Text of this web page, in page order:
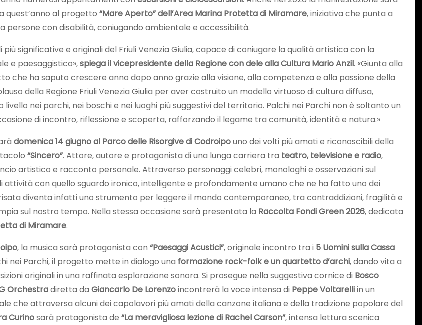
quest’anno al progetto “Mare Aperto” dell’Area Marina Protetta di Miramare, iniziativa che punta a
con disabilità, coniugando ambientale e accessibilità.
significative e originali del Friuli Venezia Giulia, capace di coniugare la qualità artistica con la
e paesaggistico»,spiega il vicepresidente della Regione con dele alla Cultura Mario Anzil. «Giunta alla
che ha saputo crescere anno dopo anno grazie alla visione, alla competenza e alla passione della
della Regione Friuli Venezia Giulia per aver costruito un modello virtuoso di cultura diffusa,
nei parchi, nei boschi e nei luoghi più suggestivi del territorio. Palchi nei Parchi non è soltanto un
di incontro, riflessione e scoperta, rafforzando il legame tra comunità, identità e natura.»
domenica 14 giugno al Parco delle Risorgive di Codroipouno dei volti più amati e riconoscibili della
“Sincero”. Attore, autore e protagonista di una lunga carriera tra teatro, televisione e radio,
artistico e racconto personale. Attraverso personaggi celebri, monologhi e osservazioni sul
con quello sguardo ironico, intelligente e profondamente umano che ne ha fatto uno dei
diventa infatti uno strumento per leggere il mondo contemporaneo, tra contraddizioni, fragilità e
sul nostro tempo. Nella stessa occasione sarà presentata la Raccolta Fondi Green 2026, dedicata
di Miramare.
, la musica sarà protagonista con “Paesaggi Acustici”, originale incontro tra i 5 Uomini sulla Cassa
nei Parchi, il progetto mette in dialogo una formazione rock-folk e un quartetto d’archi, dando vita a
originali in una raffinata esplorazione sonora. Si prosegue nella suggestiva cornice di Bosco
Orchestradiretta da Giancarlo De Lorenzoincontrerà la voce intensa di Peppe Voltarelliin un
che attraversa alcuni dei capolavori più amati della canzone italiana e della tradizione popolare del
Curinosarà protagonista de “La meravigliosa lezione di Rachel Carson”, intensa lettura scenica